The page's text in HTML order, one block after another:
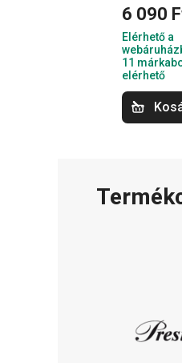
6 090
Elérhető a
11
elérhető